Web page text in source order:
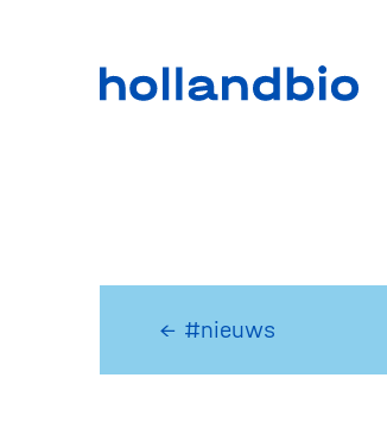
← #nieuws